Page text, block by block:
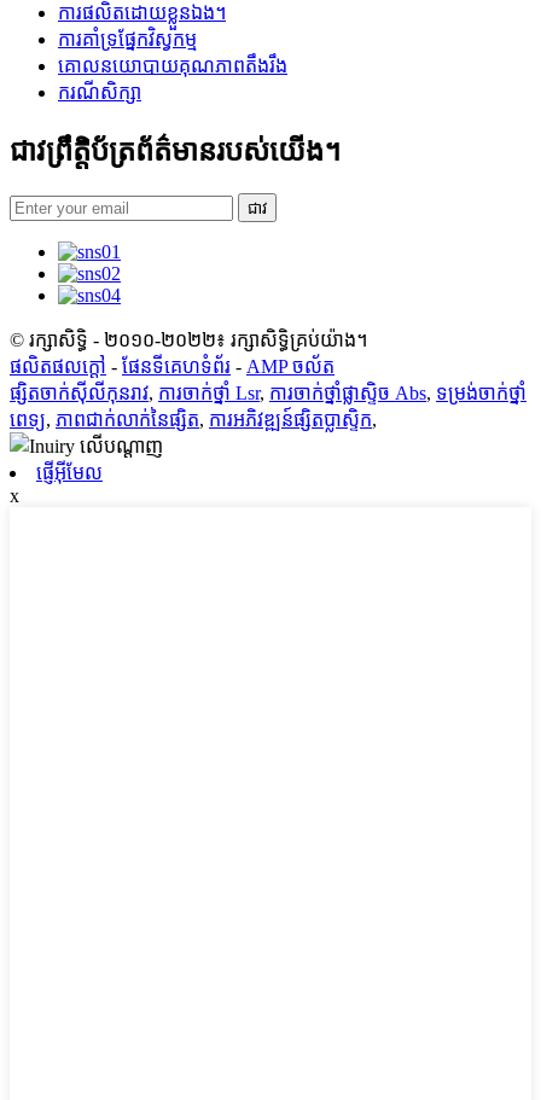
ការផលិតដោយខ្លួនឯង។
ការគាំទ្រផ្នែកវិស្វកម្ម
គោលនយោបាយគុណភាពតឹងរឹង
ករណីសិក្សា
ជាវព្រឹត្តិប័ត្រព័ត៌មានរបស់យើង។
ជាវ
© រក្សាសិទ្ធិ - ២០១០-២០២២៖ រក្សាសិទ្ធិគ្រប់យ៉ាង។
ផលិតផលក្តៅ - ផែនទីគេហទំព័រ - AMP ចល័ត
ផ្សិតចាក់ស៊ីលីកុនរាវ, ការចាក់ថ្នាំ Lsr, ការចាក់ថ្នាំផ្លាស្ទិច Abs, ទម្រង់ចាក់ថ្នាំ
ពេទ្យ, ភាពជាក់លាក់នៃផ្សិត, ការអភិវឌ្ឍន៍ផ្សិតប្លាស្ទិក,
ផ្ញើអ៊ីមែល
x